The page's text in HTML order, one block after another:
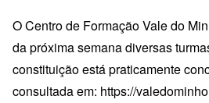
O Centro de Formação Vale do
da próxima semana diversas
constituição está praticamente
consultada em: https://